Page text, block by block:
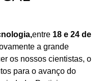
entre18 e 24 de
a grande
os nossos cientistas, o
para o avanço do